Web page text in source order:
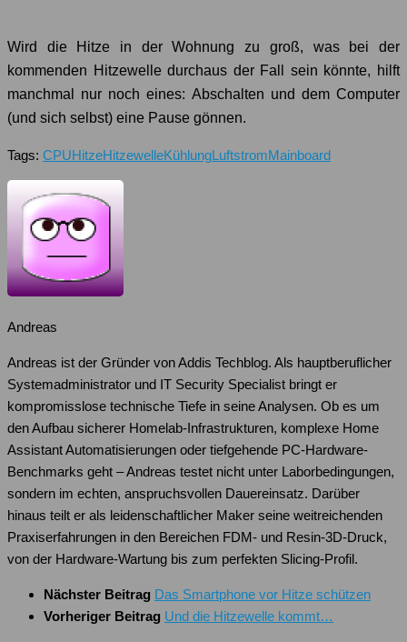
Wird die Hitze in der Wohnung zu groß, was bei der
kommenden Hitzewelle durchaus der Fall sein könnte, hilft
manchmal nur noch eines: Abschalten und dem Computer
(und sich selbst) eine Pause gönnen.
Tags: CPUHitzeHitzewelleKühlungLuftstromMainboard
Andreas
Andreas ist der Gründer von Addis Techblog. Als hauptberuflicher
Systemadministrator und IT Security Specialist bringt er
kompromisslose technische Tiefe in seine Analysen. Ob es um
den Aufbau sicherer Homelab-Infrastrukturen, komplexe Home
Assistant Automatisierungen oder tiefgehende PC-Hardware-
Benchmarks geht – Andreas testet nicht unter Laborbedingungen,
sondern im echten, anspruchsvollen Dauereinsatz. Darüber
hinaus teilt er als leidenschaftlicher Maker seine weitreichenden
Praxiserfahrungen in den Bereichen FDM- und Resin-3D-Druck,
von der Hardware-Wartung bis zum perfekten Slicing-Profil.
Nächster Beitrag Das Smartphone vor Hitze schützen
Vorheriger Beitrag Und die Hitzewelle kommt…